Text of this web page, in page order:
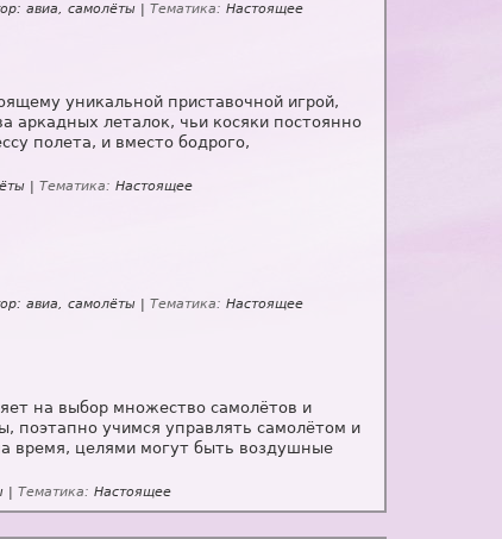
авиа, самолёты |Тематика: Настоящее
уникальной приставочной игрой,
аркадных леталок, чьи косяки постоянно
полета, и вместо бодрого,
| Тематика: Настоящее
авиа, самолёты |Тематика: Настоящее
на выбор множество самолётов и
поэтапно учимся управлять самолётом и
время, целями могут быть воздушные
| Тематика: Настоящее